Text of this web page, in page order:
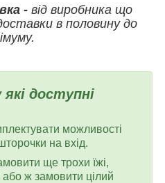
- від виробника що
в половину до
доступні
можливості
на вхід.
ще трохи їжі,
або ж замовити цілий